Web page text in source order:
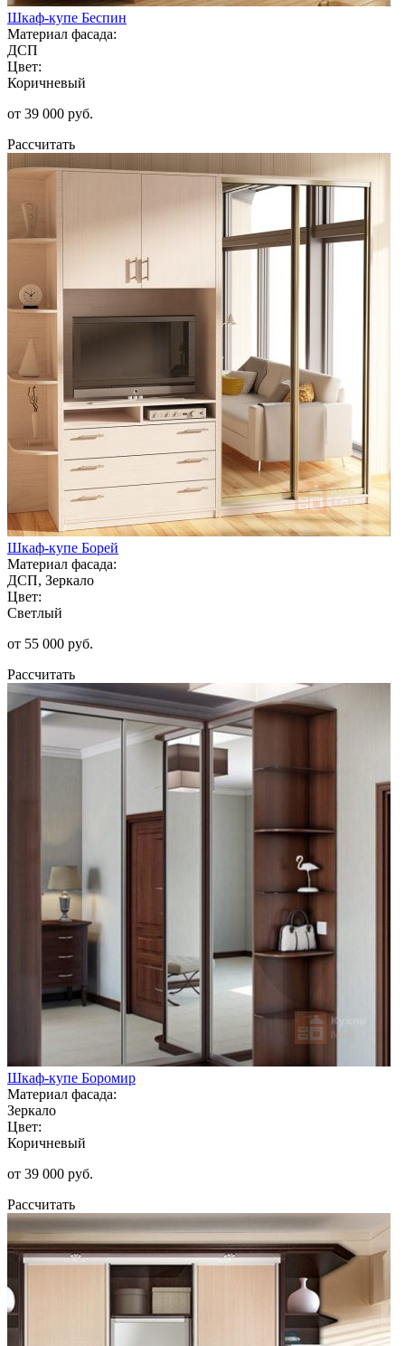
Шкаф-купе Беспин
Материал фасада:
ДСП
Цвет:
Коричневый
от 39 000 руб.
Рассчитать
Шкаф-купе Борей
Материал фасада:
ДСП, Зеркало
Цвет:
Светлый
от 55 000 руб.
Рассчитать
Шкаф-купе Боромир
Материал фасада:
Зеркало
Цвет:
Коричневый
от 39 000 руб.
Рассчитать